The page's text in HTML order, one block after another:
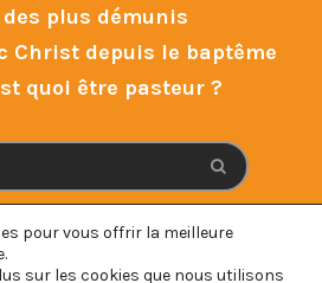
plus démunis
Christ depuis le baptême
quoi être pasteur ?
pour vous offrir la meilleure
sur les cookies que nous utilisons